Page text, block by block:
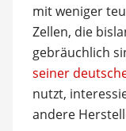
mit weniger
Zellen, die
gebräuchlich
seiner
nutzt,
andere